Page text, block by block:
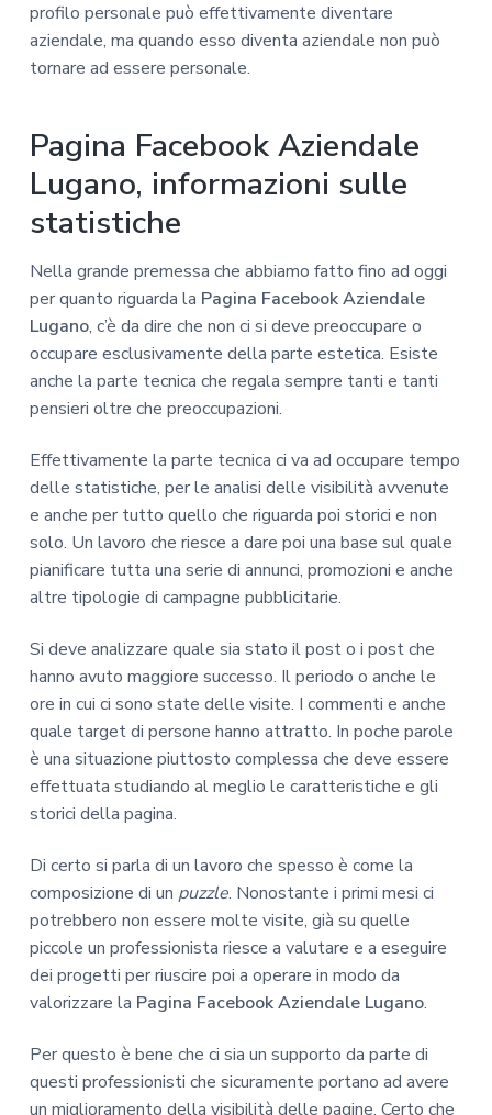
profilo personale può effettivamente diventare
aziendale, ma quando esso diventa aziendale non può
tornare ad essere personale.
Pagina Facebook Aziendale
Lugano, informazioni sulle
statistiche
Nella grande premessa che abbiamo fatto fino ad oggi
per quanto riguarda la Pagina Facebook Aziendale
Lugano, c’è da dire che non ci si deve preoccupare o
occupare esclusivamente della parte estetica. Esiste
anche la parte tecnica che regala sempre tanti e tanti
pensieri oltre che preoccupazioni.
Effettivamente la parte tecnica ci va ad occupare tempo
delle statistiche, per le analisi delle visibilità avvenute
e anche per tutto quello che riguarda poi storici e non
solo. Un lavoro che riesce a dare poi una base sul quale
pianificare tutta una serie di annunci, promozioni e anche
altre tipologie di campagne pubblicitarie.
Si deve analizzare quale sia stato il post o i post che
hanno avuto maggiore successo. Il periodo o anche le
ore in cui ci sono state delle visite. I commenti e anche
quale target di persone hanno attratto. In poche parole
è una situazione piuttosto complessa che deve essere
effettuata studiando al meglio le caratteristiche e gli
storici della pagina.
Di certo si parla di un lavoro che spesso è come la
composizione di un puzzle. Nonostante i primi mesi ci
potrebbero non essere molte visite, già su quelle
piccole un professionista riesce a valutare e a eseguire
dei progetti per riuscire poi a operare in modo da
valorizzare la Pagina Facebook Aziendale Lugano.
Per questo è bene che ci sia un supporto da parte di
questi professionisti che sicuramente portano ad avere
un miglioramento della visibilità delle pagine. Certo che